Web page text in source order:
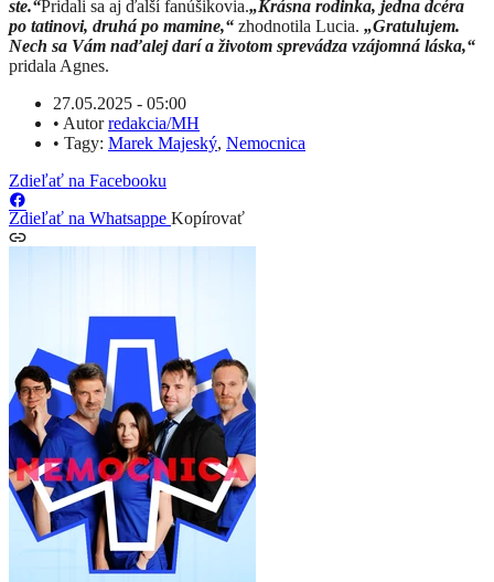
ste.“Pridali sa aj ďalší fanúšikovia.„Krásna rodinka, jedna dcéra
po tatinovi, druhá po mamine,“ zhodnotila Lucia. „Gratulujem.
Nech sa Vám naďalej darí a životom sprevádza vzájomná láska,“
pridala Agnes.
27.05.2025 - 05:00
• Autorredakcia/MH
• Tagy: Marek Majeský, Nemocnica
Zdieľať na Facebooku
Zdieľať na Whatsappe Kopírovať